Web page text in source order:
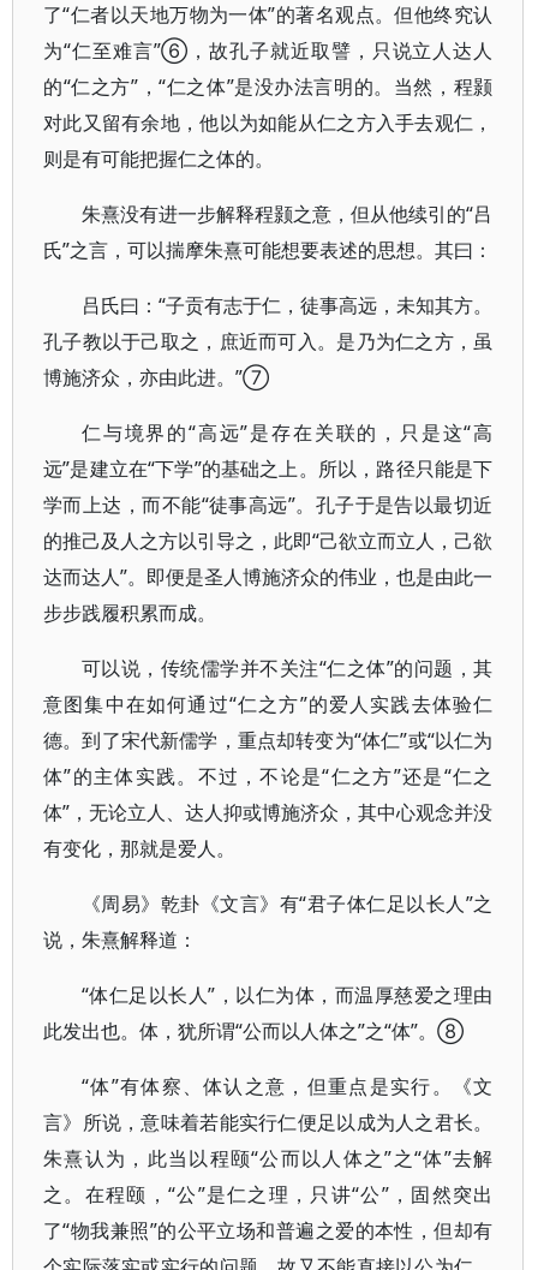
了“仁者以天地万物为一体”的著名观点。但他终究认
为“仁至难言”⑥，故孔子就近取譬，只说立人达人
的“仁之方”，“仁之体”是没办法言明的。当然，程颢
对此又留有余地，他以为如能从仁之方入手去观仁，
则是有可能把握仁之体的。
朱熹没有进一步解释程颢之意，但从他续引的“吕
氏”之言，可以揣摩朱熹可能想要表述的思想。其曰：
吕氏曰：“子贡有志于仁，徒事高远，未知其方。
孔子教以于己取之，庶近而可入。是乃为仁之方，虽
博施济众，亦由此进。”⑦
仁与境界的“高远”是存在关联的，只是这“高
远”是建立在“下学”的基础之上。所以，路径只能是下
学而上达，而不能“徒事高远”。孔子于是告以最切近
的推己及人之方以引导之，此即“己欲立而立人，己欲
达而达人”。即便是圣人博施济众的伟业，也是由此一
步步践履积累而成。
可以说，传统儒学并不关注“仁之体”的问题，其
意图集中在如何通过“仁之方”的爱人实践去体验仁
德。到了宋代新儒学，重点却转变为“体仁”或“以仁为
体”的主体实践。不过，不论是“仁之方”还是“仁之
体”，无论立人、达人抑或博施济众，其中心观念并没
有变化，那就是爱人。
《周易》乾卦《文言》有“君子体仁足以长人”之
说，朱熹解释道：
“体仁足以长人”，以仁为体，而温厚慈爱之理由
此发出也。体，犹所谓“公而以人体之”之“体”。⑧
“体”有体察、体认之意，但重点是实行。《文
言》所说，意味着若能实行仁便足以成为人之君长。
朱熹认为，此当以程颐“公而以人体之”之“体”去解
之。在程颐，“公”是仁之理，只讲“公”，固然突出
了“物我兼照”的公平立场和普遍之爱的本性，但却有